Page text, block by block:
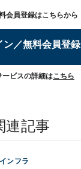
会員登録はこちらから
ン／無料会員登録
ービスの詳細はこちら
連記事
ンフラ